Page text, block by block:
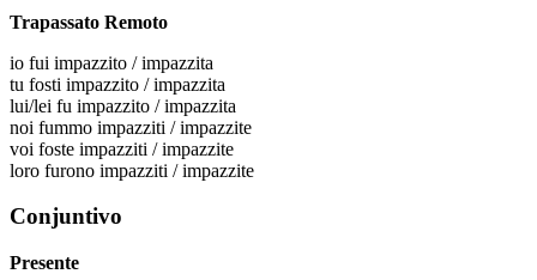
Trapassato Remoto
io fui impazzito / impazzita
tu fosti impazzito / impazzita
lui/lei fu impazzito / impazzita
noi fummo impazziti / impazzite
voi foste impazziti / impazzite
loro furono impazziti / impazzite
Conjuntivo
Presente